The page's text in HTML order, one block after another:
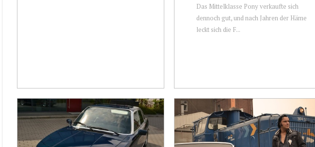
Das Mittelklasse Pony verkaufte sich
dennoch gut, und nach Jahren der Häme
leckt sich die F...